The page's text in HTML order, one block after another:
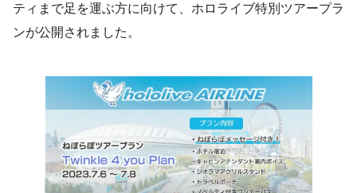
ティまで足を運ぶ方に向けて、ホロライブ特別ツアープラ
ンが公開されました。